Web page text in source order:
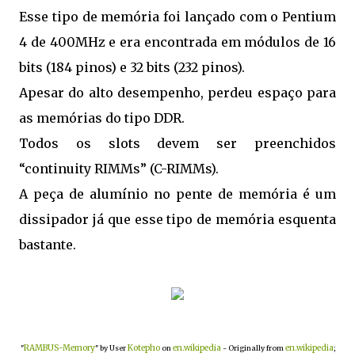
Esse tipo de memória foi lançado com o Pentium
4 de 400MHz e era encontrada em módulos de 16
bits (184 pinos) e 32 bits (232 pinos).
Apesar do alto desempenho, perdeu espaço para
as memórias do tipo DDR.
Todos os slots devem ser preenchidos
“continuity RIMMs” (C-RIMMs).
A peça de alumínio no pente de memória é um
dissipador já que esse tipo de memória esquenta
bastante.
"RAMBUS-Memory" by UserKotephoon en.wikipedia - Originally from en.wikipedia;